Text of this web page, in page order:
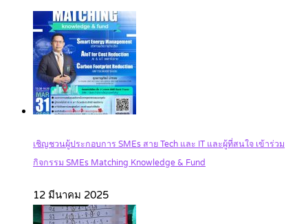
เชิญชวนผู้ประกอบการ SMEs สาย Tech และ IT และผู้ที่สนใจ เข้าร่วม
กิจกรรม SMEs Matching Knowledge & Fund
12 มีนาคม 2025